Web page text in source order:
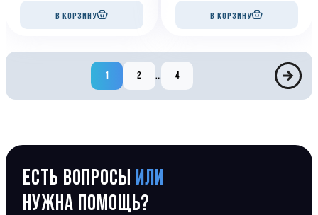
В КОРЗИНУ В КОРЗИНУ
1 2 ... 4
ЕСТЬ ВОПРОСЫ ИЛИ
НУЖНА ПОМОЩЬ?